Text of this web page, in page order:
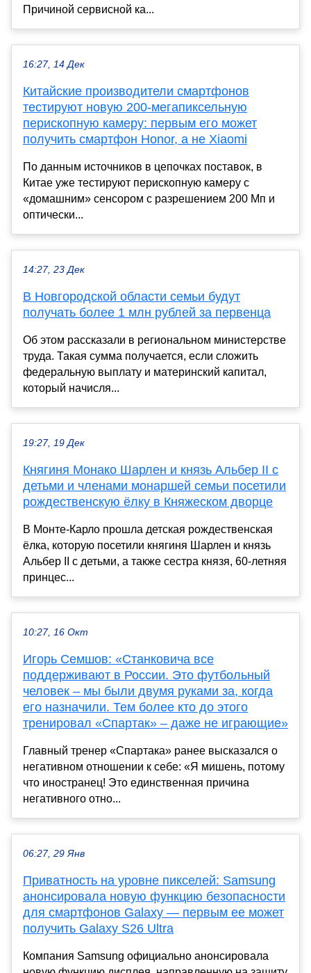
Причиной сервисной ка...
16:27, 14 Дек
Китайские производители смартфонов
тестируют новую 200-мегапиксельную
перископную камеру: первым его может
получить смартфон Honor, а не Xiaomi
По данным источников в цепочках поставок, в
Китае уже тестируют перископную камеру с
«домашним» сенсором с разрешением 200 Мп и
оптически...
14:27, 23 Дек
В Новгородской области семьи будут
получать более 1 млн рублей за первенца
Об этом рассказали в региональном министерстве
труда. Такая сумма получается, если сложить
федеральную выплату и материнский капитал,
который начисля...
19:27, 19 Дек
Княгиня Монако Шарлен и князь Альбер II с
детьми и членами монаршей семьи посетили
рождественскую ёлку в Княжеском дворце
В Монте-Карло прошла детская рождественская
ёлка, которую посетили княгиня Шарлен и князь
Альбер II с детьми, а также сестра князя, 60-летняя
принцес...
10:27, 16 Окт
Игорь Семшов: «Станковича все
поддерживают в России. Это футбольный
человек – мы были двумя руками за, когда
его назначили. Тем более кто до этого
тренировал «Спартак» – даже не играющие»
Главный тренер «Спартака» ранее высказался о
негативном отношении к себе: «Я мишень, потому
что иностранец! Это единственная причина
негативного отно...
06:27, 29 Янв
Приватность на уровне пикселей: Samsung
анонсировала новую функцию безопасности
для смартфонов Galaxy — первым ее может
получить Galaxy S26 Ultra
Компания Samsung официально анонсировала